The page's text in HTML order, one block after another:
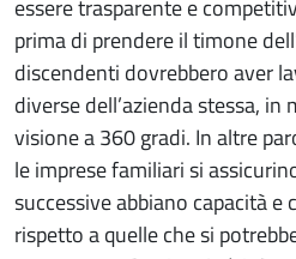
essere trasparente e
prima di prendere il timone
discendenti dovrebbero aver
diverse dell’azienda stessa,
visione a 360 gradi. In altre
le imprese familiari si
successive abbiano capacità e
rispetto a quelle che si